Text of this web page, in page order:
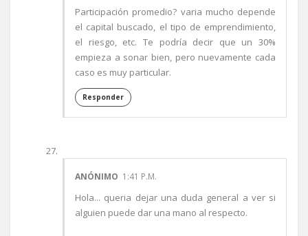
Participación promedio? varia mucho depende
el capital buscado, el tipo de emprendimiento,
el riesgo, etc. Te podría decir que un 30%
empieza a sonar bien, pero nuevamente cada
caso es muy particular.
Responder
ANÓNIMO 1:41 P.M.
Hola... queria dejar una duda general a ver si
alguien puede dar una mano al respecto.